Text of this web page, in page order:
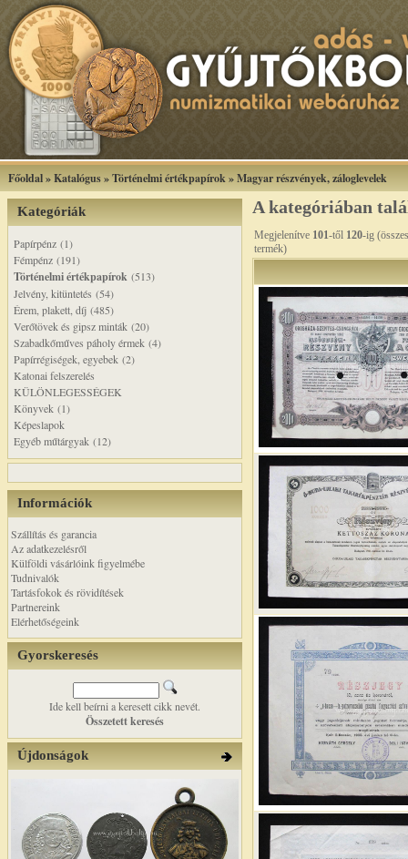
Főoldal»Katalógus»Történelmi értékpapírok»Magyar részvények, záloglevelek
Kategóriák
Papírpénz (1)
Fémpénz (191)
Történelmi értékpapírok (513)
Jelvény, kitüntetés (54)
Érem, plakett, díj (485)
Verőtövek és gipsz minták (20)
Szabadkőműves páholy érmek (4)
Papírrégiségek, egyebek (2)
Katonai felszerelés
KÜLÖNLEGESSÉGEK
Könyvek (1)
Képeslapok
Egyéb műtárgyak (12)
Információk
Szállítás és garancia
Az adatkezelésről
Külföldi vásárlóink figyelmébe
Tudnivalók
Tartásfokok és rövidítések
Partnereink
Elérhetőségeink
Gyorskeresés
Ide kell beírni a keresett cikk nevét.
Összetett keresés
Újdonságok
A kategóriában
Megjelenítve 101-től 120-ig
termék)